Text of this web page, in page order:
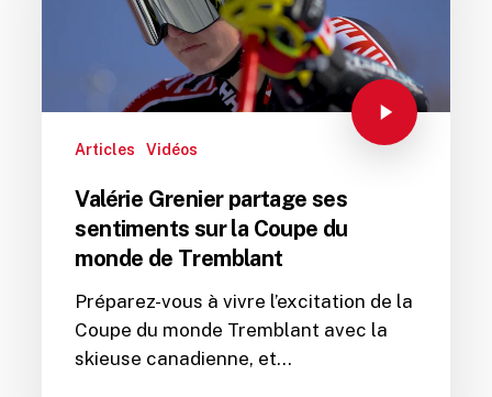
Articles Vidéos
Valérie Grenier partage ses
sentiments sur la Coupe du
monde de Tremblant
Préparez-vous à vivre l’excitation de la
Coupe du monde Tremblant avec la
skieuse canadienne, et…